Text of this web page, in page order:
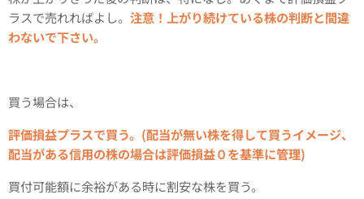
ラスで売れればよし。 注意！上がり続けている株の判断と間違
わないで下さい。
買う場合は、
評価損益プラスで買う。(配当が無い株を得して買うイメージ、
配当がある信用の株の場合は評価損益０を基準に管理)
買付可能額に余裕がある時に割安な株を買う。